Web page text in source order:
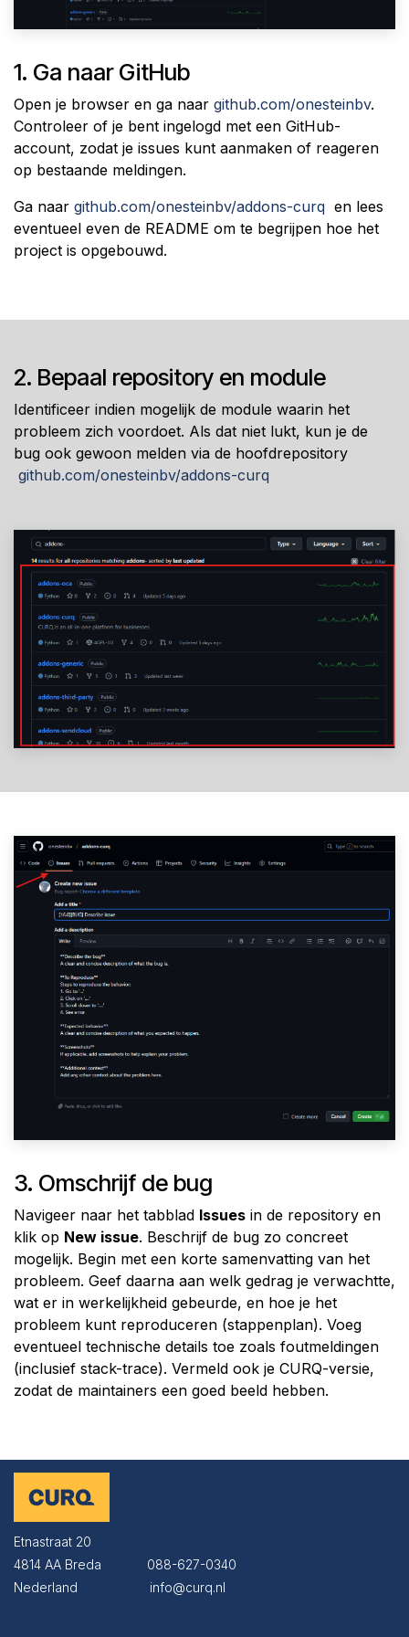
1. Ga naar GitHub
Open je browser en ga naar github.com/on​esteinbv.
Controleer of je bent ingelogd met een GitHub-
account, zodat je issues kunt aanmaken of reageren
op bestaande meldingen.
Ga naar github.com/on​esteinbv/addons-c​urq en lees
eventueel even de README om te begrijpen hoe het
project is opgebouwd.
2. Bepaal repository en module
Identificeer indien mogelijk de module waarin het
probleem zich voordoet. Als dat niet lukt, kun je de
bug ook gewoon melden via de hoofdrepository
github.com/onesteinbv/addons-curq
3. Omschrijf de bug
Navigeer naar het tabblad Issues in de repository en
klik op New issue. Beschrijf de bug zo concreet
mogelijk. Begin met een korte samenvatting van het
probleem. Geef daarna aan welk gedrag je verwachtte,
wat er in werkelijkheid gebeurde, en hoe je het
probleem kunt reproduceren (stappenplan). Voeg
eventueel technische details toe zoals foutmeldingen
(inclusief stack-trace). Vermeld ook je CURQ-versie,
zodat de maintainers een goed beeld hebben.
Etnastraat 20
4814 AA Breda
​​​​088-627-0340
Nederland
​​​​info@curq.nl